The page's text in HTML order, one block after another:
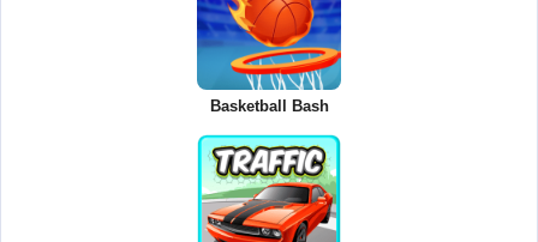
Basketball Bash